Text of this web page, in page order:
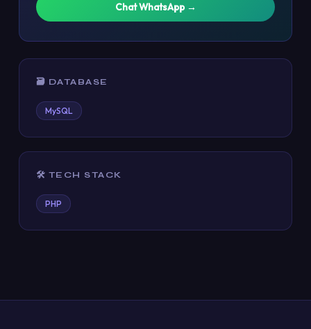
Chat WhatsApp →
🗃️ DATABASE
MySQL
🛠️ TECH STACK
PHP